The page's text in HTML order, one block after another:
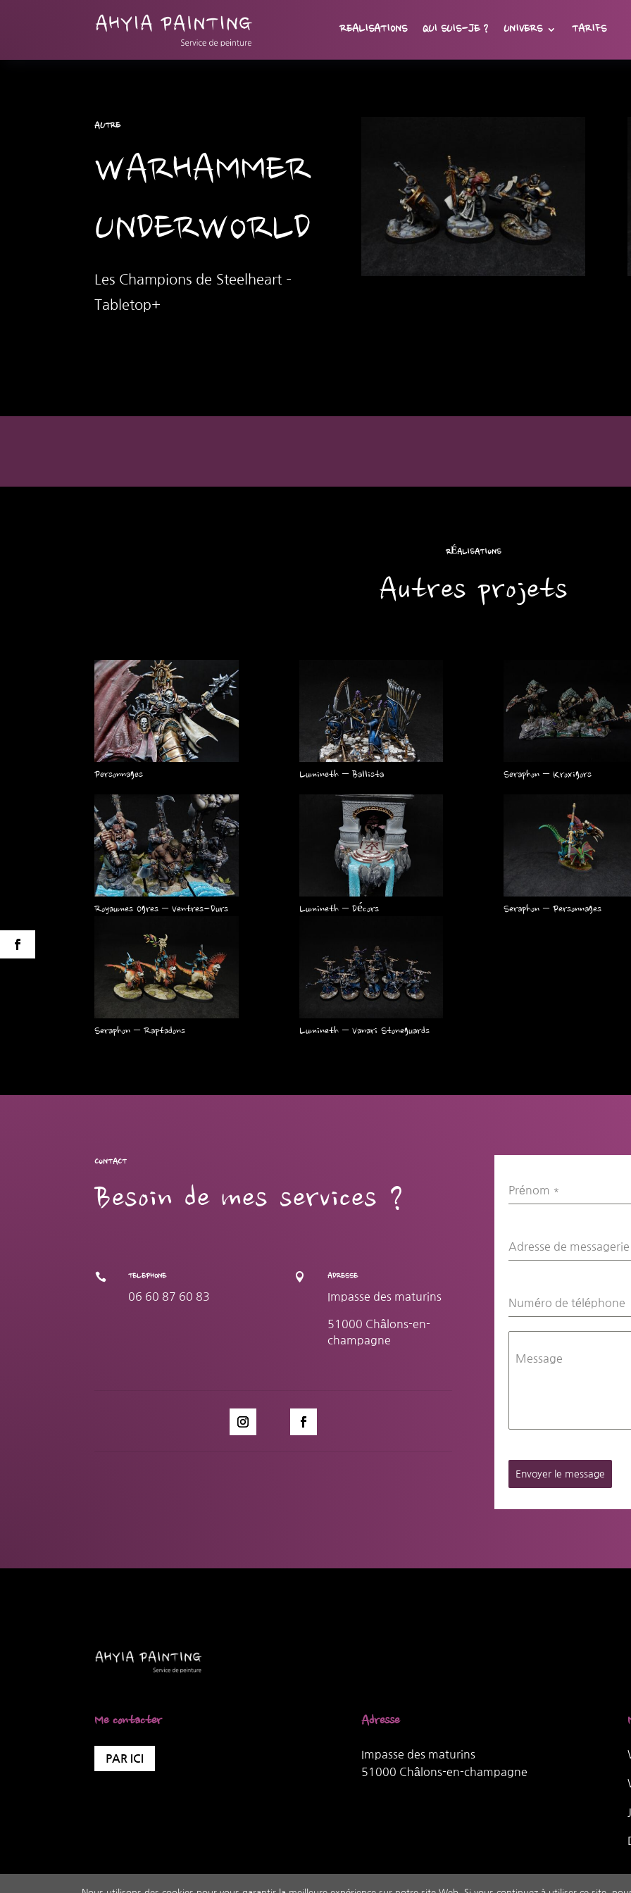
REALISATIONS QUI SUIS-JE ? UNIVERS TARIFS
AUTRE
WARHAMMER
UNDERWORLD
Les Champions de Steelheart –
Tabletop+
RÉALISATIONS
Autres projets
Personnages Lumineth – Ballista Seraphon – Kroxigors
Royaumes Ogres – Ventres-Durs Lumineth – Décors Seraphon – Personnages
Seraphon – Raptadons Lumineth – Vanari Stoneguards
CONTACT
Besoin de mes services ?
 TELEPHONE
06 60 87 60 83
 ADRESSE
Impasse des maturins
51000 Châlons-en-
champagne
Prénom *
Adresse de
Numéro de téléphone
Message
Envoyer le message
Me contacter
PAR ICI
Adresse
Impasse des maturins
51000 Châlons-en-champagne